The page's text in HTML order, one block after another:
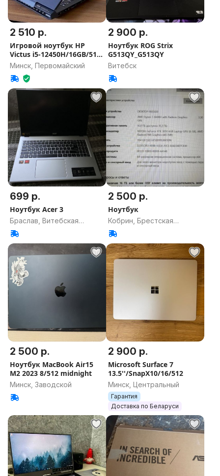
2 510 р.
Игровой ноутбук HP
Victus i5-12450H/16GB/512
RTX30
Минск, Первомайский
2 900 р.
Ноутбук ROG Strix
G513QY_G513QY
Витебск
699 р.
Ноутбук Acer 3
Браслав, Витебская
область
2 500 р.
Ноутбук
Кобрин, Брестская
область
2 500 р.
Ноутбук MacBook Air15
M2 2023 8/512 midnight
Минск, Заводской
2 900 р.
Microsoft Surface 7
13.5''/SnapX10/16/512
Минск, Центральный
Гарантия
Доставка по Беларуси